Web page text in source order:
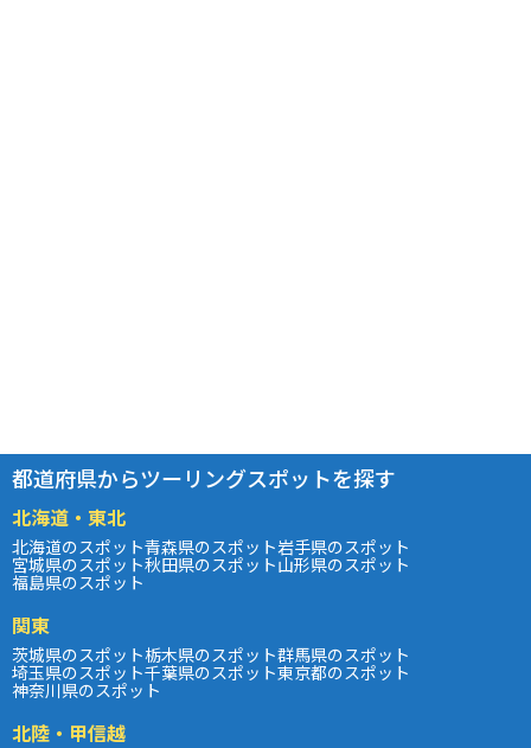
都道府県からツーリングスポットを探す
北海道・東北
北海道のスポット青森県のスポット岩手県のスポット
宮城県のスポット秋田県のスポット山形県のスポット
福島県のスポット
関東
茨城県のスポット栃木県のスポット群馬県のスポット
埼玉県のスポット千葉県のスポット東京都のスポット
神奈川県のスポット
北陸・甲信越